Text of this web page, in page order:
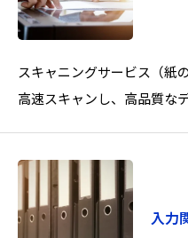
スキャニングサービス（紙
高速スキャンし、高品質な
入力